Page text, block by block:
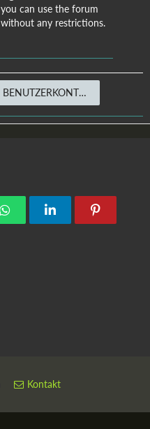
you can use the forum
without any restrictions.
BENUTZERKONTO ERSTELLEN
Kontakt